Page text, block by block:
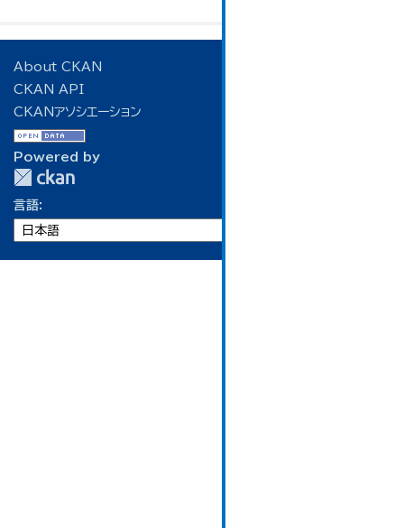
About CKAN
CKAN API
CKANアソシエーション
Powered by
言語